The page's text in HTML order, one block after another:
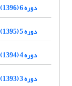
دوره 6 (1396)
دوره 5 (1395)
دوره 4 (1394)
دوره 3 (1393)